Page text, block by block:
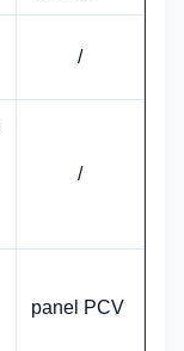
/
/
panel PCV